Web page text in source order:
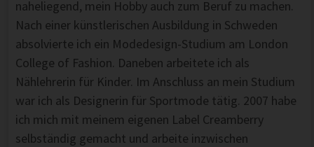
naheliegend, mein Hobby auch zum Beruf zu machen.
Nach einer künstlerischen Ausbildung in Schweden
absolvierte ich ein Modedesign-Studium am London
College of Fashion. Daneben arbeitete ich als
Nählehrerin für Kinder. Im Anschluss an mein Studium
war ich als Designerin für Sportmode tätig. 2007 habe
ich mich mit meinem eigenen Label Creamberry
selbständig gemacht und arbeite inzwischen